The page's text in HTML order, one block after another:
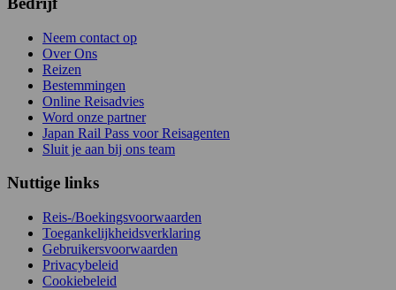
Neem contact op
Over Ons
Reizen
Bestemmingen
Online Reisadvies
Word onze partner
Japan Rail Pass voor Reisagenten
Sluit je aan bij ons team
Nuttige links
Reis-/Boekingsvoorwaarden
Toegankelijkheidsverklaring
Gebruikersvoorwaarden
Privacybeleid
Cookiebeleid